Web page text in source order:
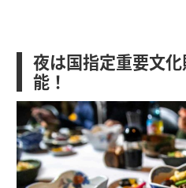
夜は国指定重要文
能！